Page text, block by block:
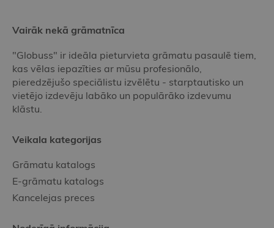
Vairāk nekā grāmatnīca
"Globuss" ir ideāla pieturvieta grāmatu pasaulē tiem,
kas vēlas iepazīties ar mūsu profesionālo,
pieredzējušo speciālistu izvēlētu - starptautisko un
vietējo izdevēju labāko un populārāko izdevumu
klāstu.
Veikala kategorijas
Grāmatu katalogs
E-grāmatu katalogs
Kancelejas preces